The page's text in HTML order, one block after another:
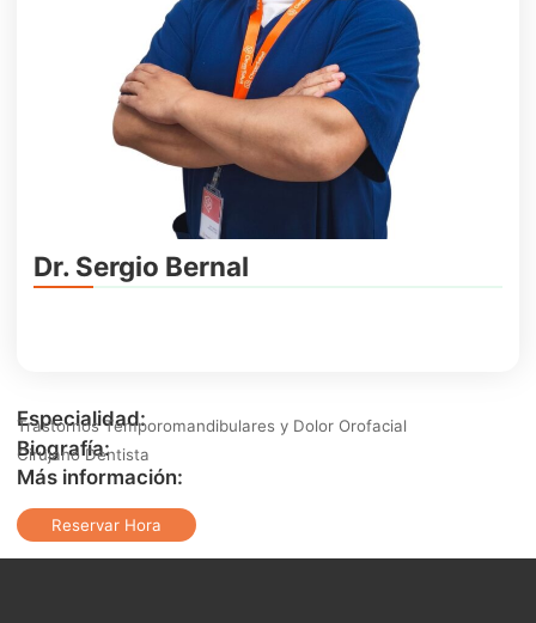
Dr. Sergio Bernal
Especialidad:
Trastornos Temporomandibulares y Dolor Orofacial
Biografía:
Cirujano Dentista
Más información:
Reservar Hora